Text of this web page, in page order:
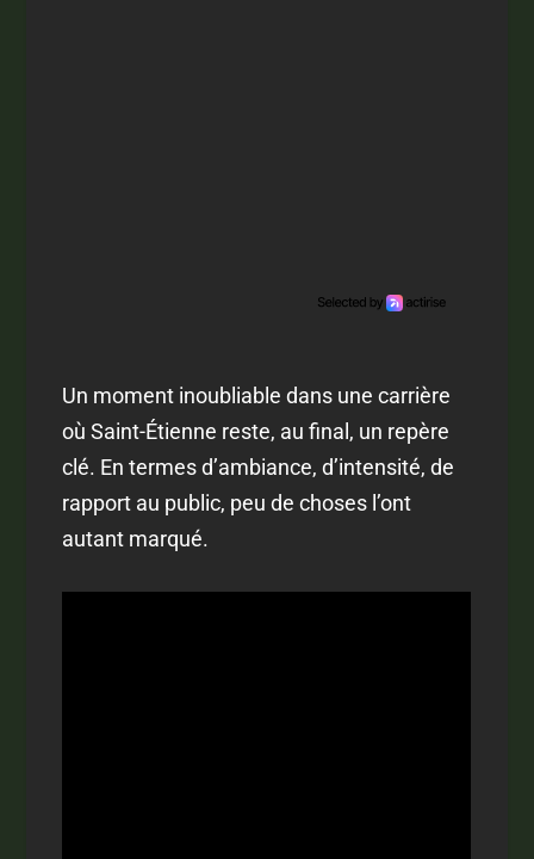
Un moment inoubliable dans une carrière
où Saint-Étienne reste, au final, un repère
clé. En termes d’ambiance, d’intensité, de
rapport au public, peu de choses l’ont
autant marqué.